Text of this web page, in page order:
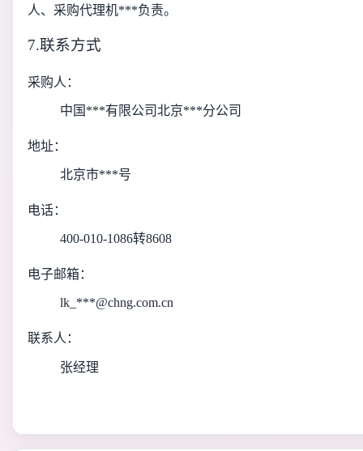
人、采购代理机***负责。
7.联系方式
采购人：
中国***有限公司北京***分公司
地址：
北京市***号
电话：
400-010-1086转8608
电子邮箱：
lk_***@chng.com.cn
联系人：
张经理